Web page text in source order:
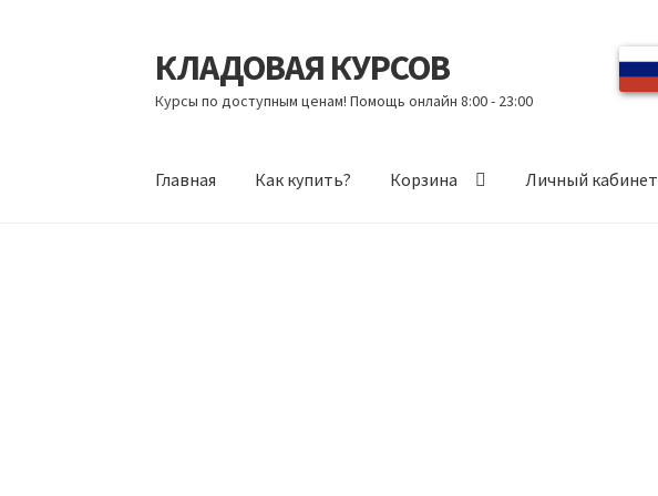
Перейти
к
навигации
Перейти
к
содержимому
КЛАДОВАЯ КУРСОВ
Курсы по доступным ценам! Помощь онлайн 8:00 - 23:00
Главная Как купить? Корзина Личный кабинет